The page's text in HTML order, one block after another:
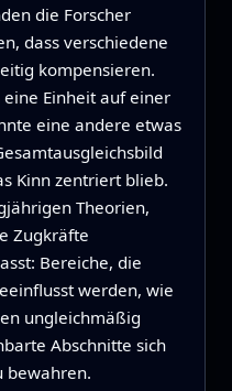
die Forscher
dass verschiedene
kompensieren.
eine Einheit auf einer
eine andere etwas
Kinn zentriert blieb.
Theorien,
Zugkräfte
Bereiche, die
werden, wie
ungleichmäßig
Abschnitte sich
bewahren.